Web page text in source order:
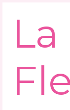
naar
inhoud